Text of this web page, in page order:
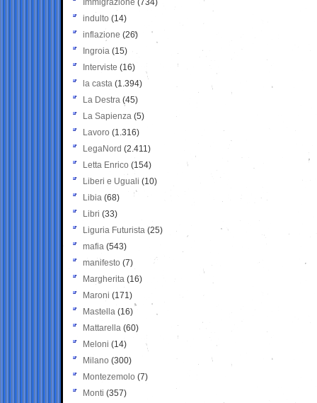
Immigrazione (734)
indulto (14)
inflazione (26)
Ingroia (15)
Interviste (16)
la casta (1.394)
La Destra (45)
La Sapienza (5)
Lavoro (1.316)
LegaNord (2.411)
Letta Enrico (154)
Liberi e Uguali (10)
Libia (68)
Libri (33)
Liguria Futurista (25)
mafia (543)
manifesto (7)
Margherita (16)
Maroni (171)
Mastella (16)
Mattarella (60)
Meloni (14)
Milano (300)
Montezemolo (7)
Monti (357)